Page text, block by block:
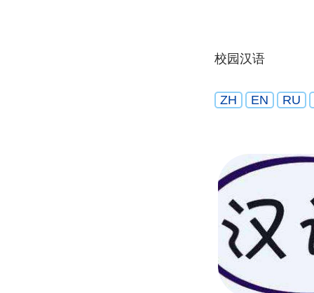
校园汉语
ZH EN RU